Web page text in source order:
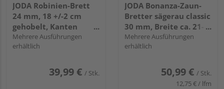
JODA Robinien-Brett
24 mm, 18 +/-2 cm
gehobelt, Kanten
entsplintet/geschliffen
Mehrere Ausführungen
erhältlich
39,99 € / Stk.
JODA Bonanza-Zaun-
Bretter sägerau classic
30 mm, Breite ca. 21-
26 cm
Mehrere Ausführungen
erhältlich
50,99 € / Stk.
12,75 € / lfm